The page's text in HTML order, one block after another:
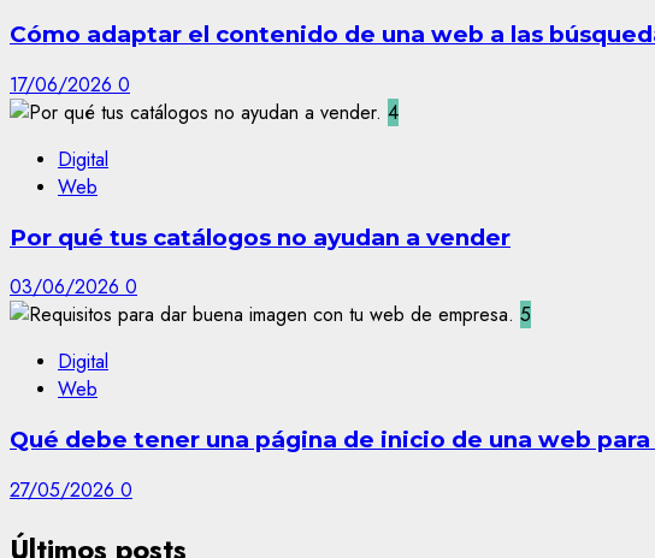
Cómo adaptar el contenido de una web a las
17/06/2026 0
4
Digital
Web
Por qué tus catálogos no ayudan a vender
03/06/2026 0
5
Digital
Web
Qué debe tener una página de inicio de una web
27/05/2026 0
Últimos posts